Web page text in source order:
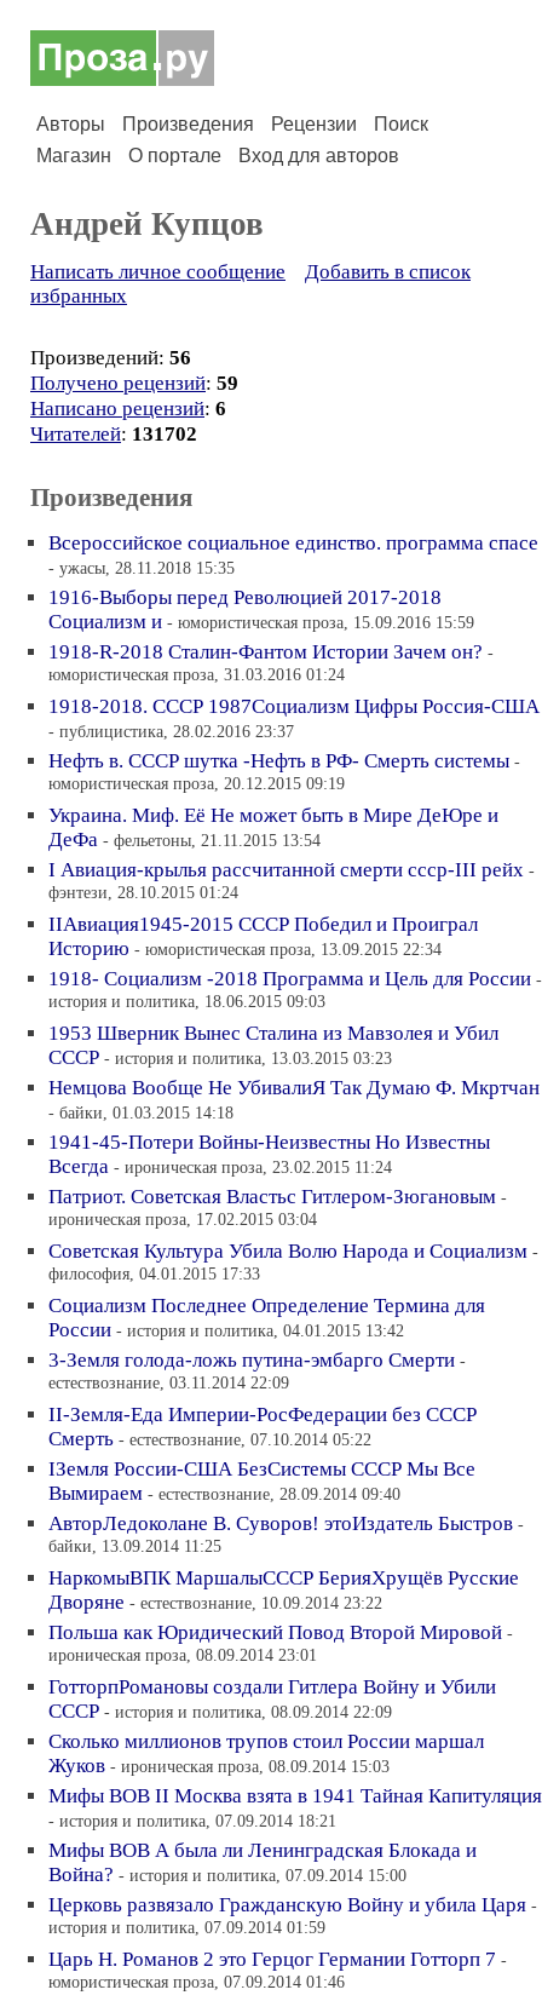
Авторы Произведения Рецензии
Поиск
Магазин
О портале Вход для авторов
Андрей Купцов
Написать личное сообщение
Добавить в список
избранных
Произведений: 56
Получено рецензий: 59
Написано рецензий: 6
Читателей: 131702
Произведения
Всероссийское социальное единство. программа спасе
- ужасы, 28.11.2018 15:35
1916-Выборы перед Революцией 2017-2018
Социализм и - юмористическая проза, 15.09.2016 15:59
1918-R-2018 Сталин-Фантом Истории Зачем он? -
юмористическая проза, 31.03.2016 01:24
1918-2018. СССР 1987Социализм Цифры Россия-США
- публицистика, 28.02.2016 23:37
Нефть в. СССР шутка -Нефть в РФ- Смерть системы -
юмористическая проза, 20.12.2015 09:19
Украина. Миф. Её Не может быть в Мире ДеЮре и
ДеФа - фельетоны, 21.11.2015 13:54
I Авиация-крылья рассчитанной смерти ссср-III рейх -
фэнтези, 28.10.2015 01:24
IIАвиация1945-2015 СССР Победил и Проиграл
Историю - юмористическая проза, 13.09.2015 22:34
1918- Социализм -2018 Программа и Цель для России -
история и политика, 18.06.2015 09:03
1953 Шверник Вынес Сталина из Мавзолея и Убил
СССР - история и политика, 13.03.2015 03:23
Немцова Вообще Не УбивалиЯ Так Думаю Ф. Мкртчан
- байки, 01.03.2015 14:18
1941-45-Потери Войны-Неизвестны Но Известны
Всегда - ироническая проза, 23.02.2015 11:24
Патриот. Советская Властьс Гитлером-Зюгановым -
ироническая проза, 17.02.2015 03:04
Советская Культура Убила Волю Народа и Социализм -
философия, 04.01.2015 17:33
Социализм Последнее Определение Термина для
России - история и политика, 04.01.2015 13:42
3-Земля голода-ложь путина-эмбарго Смерти -
естествознание, 03.11.2014 22:09
II-Земля-Еда Империи-РосФедерации без СССР
Смерть - естествознание, 07.10.2014 05:22
IЗемля России-США БезСистемы СССР Мы Все
Вымираем - естествознание, 28.09.2014 09:40
АвторЛедоколане В. Суворов! этоИздатель Быстров -
байки, 13.09.2014 11:25
НаркомыВПК МаршалыСССР БерияХрущёв Русские
Дворяне - естествознание, 10.09.2014 23:22
Польша как Юридический Повод Второй Мировой -
ироническая проза, 08.09.2014 23:01
ГотторпРомановы создали Гитлера Войну и Убили
СССР - история и политика, 08.09.2014 22:09
Сколько миллионов трупов стоил России маршал
Жуков - ироническая проза, 08.09.2014 15:03
Мифы ВОВ II Москва взята в 1941 Тайная Капитуляция
- история и политика, 07.09.2014 18:21
Мифы ВОВ А была ли Ленинградская Блокада и
Война? - история и политика, 07.09.2014 15:00
Церковь развязало Гражданскую Войну и убила Царя -
история и политика, 07.09.2014 01:59
Царь Н. Романов 2 это Герцог Германии Готторп 7 -
юмористическая проза, 07.09.2014 01:46